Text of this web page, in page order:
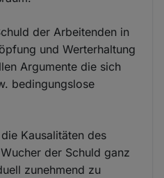
der Arbeitenden in
und Werterhaltung
Argumente die sich
bedingungslose
Kausalitäten des
der Schuld ganz
zunehmend zu